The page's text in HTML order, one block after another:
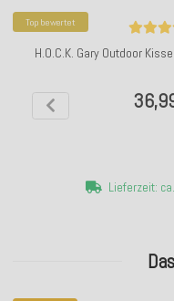
Top bewertet
H.O.C.K. Gary Outdoor
Lieferzeit: